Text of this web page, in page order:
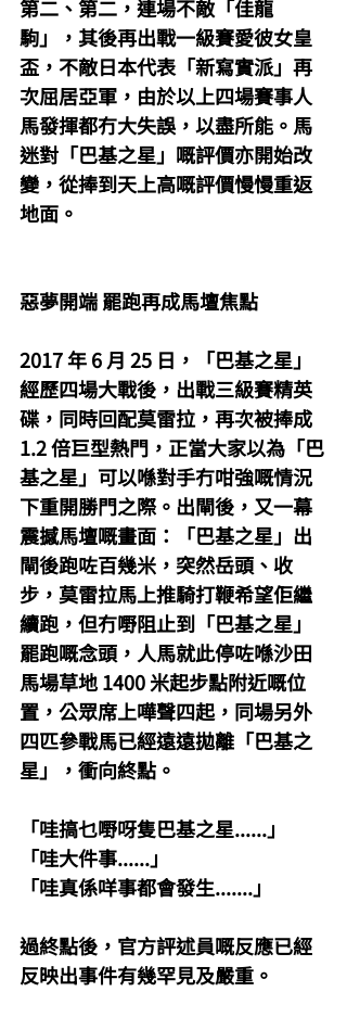
第二、第二，連場不敵「佳龍
駒」，其後再出戰一級賽愛彼女皇
盃，不敵日本代表「新寫實派」再
次屈居亞軍，由於以上四場賽事人
馬發揮都冇大失誤，以盡所能。馬
迷對「巴基之星」嘅評價亦開始改
變，從捧到天上高嘅評價慢慢重返
地面。
惡夢開端 罷跑再成馬壇焦點
2017 年 6 月 25 日，「巴基之星」
經歷四場大戰後，出戰三級賽精英
碟，同時回配莫雷拉，再次被捧成
1.2 倍巨型熱門，正當大家以為「巴
基之星」可以喺對手冇咁強嘅情況
下重開勝門之際。出閘後，又一幕
震撼馬壇嘅畫面：「巴基之星」出
閘後跑咗百幾米，突然岳頭、收
步，莫雷拉馬上推騎打鞭希望佢繼
續跑，但冇嘢阻止到「巴基之星」
罷跑嘅念頭，人馬就此停咗喺沙田
馬場草地 1400 米起步點附近嘅位
置，公眾席上嘩聲四起，同場另外
四匹參戰馬已經遠遠拋離「巴基之
星」，衝向終點。
「哇搞乜嘢呀隻巴基之星......」
「哇大件事......」
「哇真係咩事都會發生.......」
過終點後，官方評述員嘅反應已經
反映出事件有幾罕見及嚴重。